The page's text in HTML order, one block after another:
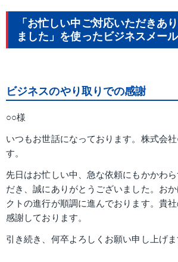
「お忙しい中ご対応いただきあ
ました」を使ったビジネスメー
ビジネスのやり取りでの感謝
○○様
いつもお世話になっております。株式会
す。
先日はお忙しい中、急な依頼にもかかわ
だき、誠にありがとうございました。お
クトの進行が順調に進んでおります。貴
感謝しております。
引き続き、何卒よろしくお願い申し上げま